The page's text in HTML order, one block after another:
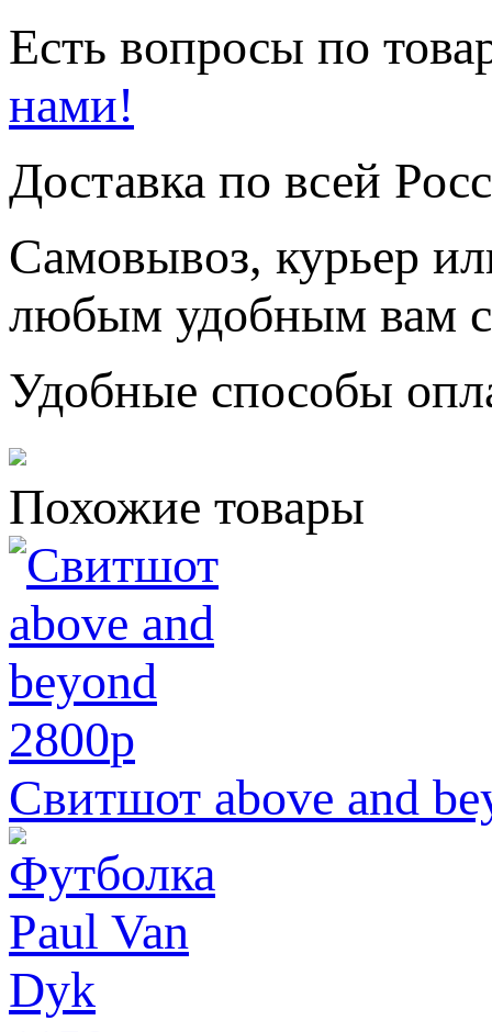
Есть вопросы по
нами!
Доставка по всей
Самовывоз, курьер
любым удобным вам
Удобные способы
Похожие товары
2800p
Свитшот above and